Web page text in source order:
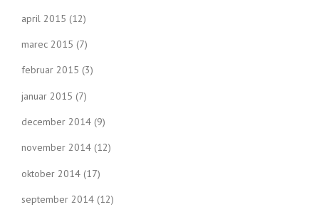
april 2015 (12)
marec 2015 (7)
februar 2015 (3)
januar 2015 (7)
december 2014 (9)
november 2014 (12)
oktober 2014 (17)
september 2014 (12)